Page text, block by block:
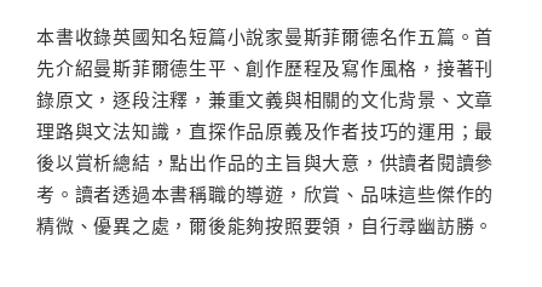
本書收錄英國知名短篇小說家曼斯菲爾德名作五篇。首
先介紹曼斯菲爾德生平、創作歷程及寫作風格，接著刊
錄原文，逐段注釋，兼重文義與相關的文化背景、文章
理路與文法知識，直探作品原義及作者技巧的運用；最
後以賞析總結，點出作品的主旨與大意，供讀者閱讀參
考。讀者透過本書稱職的導遊，欣賞、品味這些傑作的
精微、優異之處，爾後能夠按照要領，自行尋幽訪勝。